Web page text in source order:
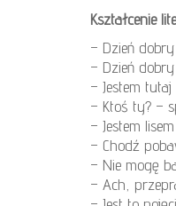
Kształcenie
– Dzień
– Dzień
– Jestem
– Ktoś ty? –
– Jestem
– Chodź
– Nie mogę
– Ach,